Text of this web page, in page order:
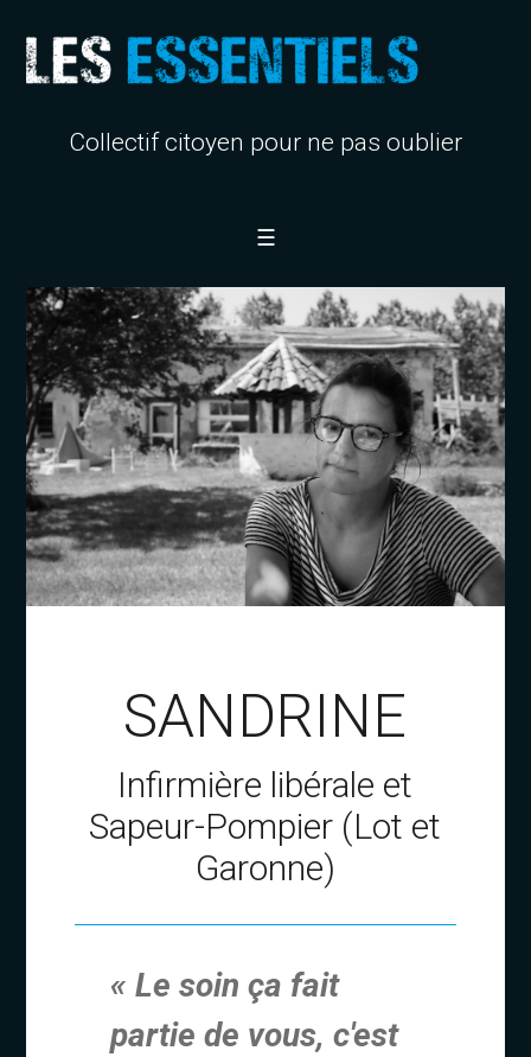
Collectif citoyen pour ne pas oublier
☰
SANDRINE
Infirmière libérale et
Sapeur-Pompier (Lot et
Garonne)
« Le soin ça fait
partie de vous, c'est